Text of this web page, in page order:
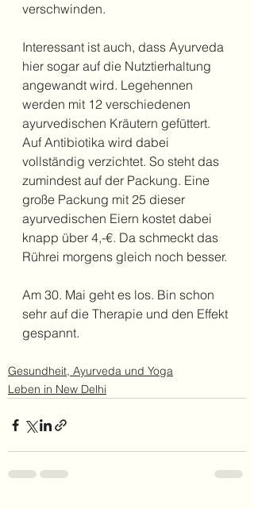
verschwinden.
Interessant ist auch, dass Ayurveda
hier sogar auf die Nutztierhaltung
angewandt wird. Legehennen
werden mit 12 verschiedenen
ayurvedischen Kräutern gefüttert.
Auf Antibiotika wird dabei
vollständig verzichtet. So steht das
zumindest auf der Packung. Eine
große Packung mit 25 dieser
ayurvedischen Eiern kostet dabei
knapp über 4,-€. Da schmeckt das
Rührei morgens gleich noch besser.
Am 30. Mai geht es los. Bin schon
sehr auf die Therapie und den Effekt
gespannt.
Gesundheit, Ayurveda und Yoga
Leben in New Delhi